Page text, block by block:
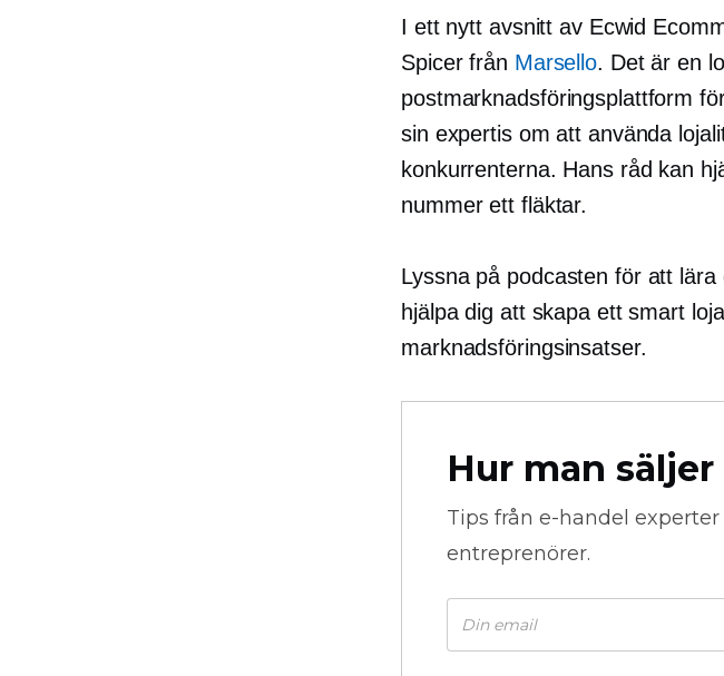
I ett nytt avsnitt av Ecwid
Spicer från Marsello. Det är en
postmarknadsföringsplattform
sin expertis om att använda
konkurrenterna. Hans råd kan
nummer ett fläktar.
Lyssna på podcasten för att
hjälpa dig att skapa ett smart
marknadsföringsinsatser.
Hur man
Tips från e-handel
entreprenörer.